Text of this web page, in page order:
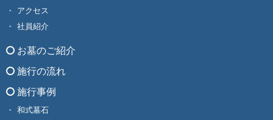
アクセス
社員紹介
お墓のご紹介
施行の流れ
施行事例
和式墓石